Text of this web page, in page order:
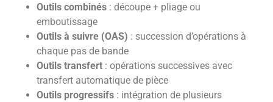
Outils combinés : découpe + pliage ou
emboutissage
Outils à suivre (OAS) : succession d’opérations à
chaque pas de bande
Outils transfert : opérations successives avec
transfert automatique de pièce
Outils progressifs : intégration de plusieurs